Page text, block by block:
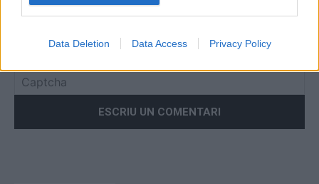
Data Deletion Data Access Privacy Policy
Deseu el meu nom, el correu electrònic i el lloc web en
the